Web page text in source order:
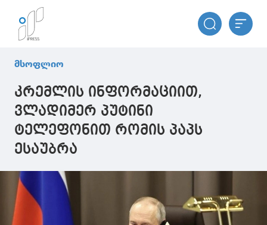
მსოფლიო
კრემლის ინფორმაციით,
ვლადიმერ პუტინი
ტელეფონით რომის პაპს
ესაუბრა